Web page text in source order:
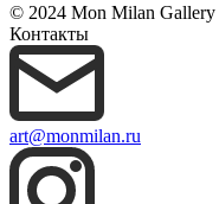
© 2024 Mon Milan Gallery
Контакты
art@monmilan.ru